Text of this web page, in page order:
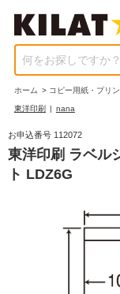
何をお探しですか？
ホーム > コピー用紙・プリ
東洋印刷 | nana
お申込番号 112072
東洋印刷 ラベル
ト LDZ6G